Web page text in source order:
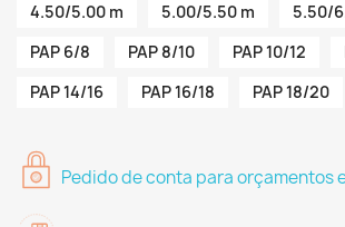
4.50/5.00 m
5.00/5.50 m
5.50/
PAP 6/8
PAP 8/10 PAP 10/12
PAP 14/16
PAP 16/18 PAP 18/20
Pedido de conta para orçamentos